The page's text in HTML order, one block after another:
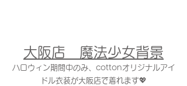
大阪店　魔法少女背景
ハロウィン期間中のみ、cottonオリジナルアイ
ドル衣装が大阪店で着れます💖